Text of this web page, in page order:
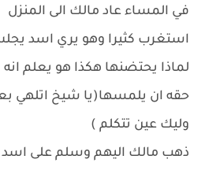
في المساء عاد مالك الى المنزل
استغرب كثيرا وهو يري اسد
لماذا يحتضنها هكذا هو يعلم
حقه ان يلمسها(يا شيخ اتلهي
وليك عين تتكلم )
ذهب مالك اليهم وسلم على